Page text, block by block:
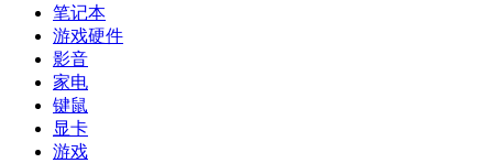
笔记本
游戏硬件
影音
家电
键鼠
显卡
游戏